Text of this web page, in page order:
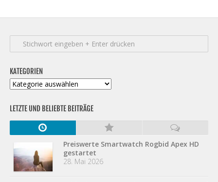
KATEGORIEN
Kategorien
LETZTE UND BELIEBTE BEITRÄGE
Preiswerte Smartwatch Rogbid Apex HD
gestartet
28. Mai 2026